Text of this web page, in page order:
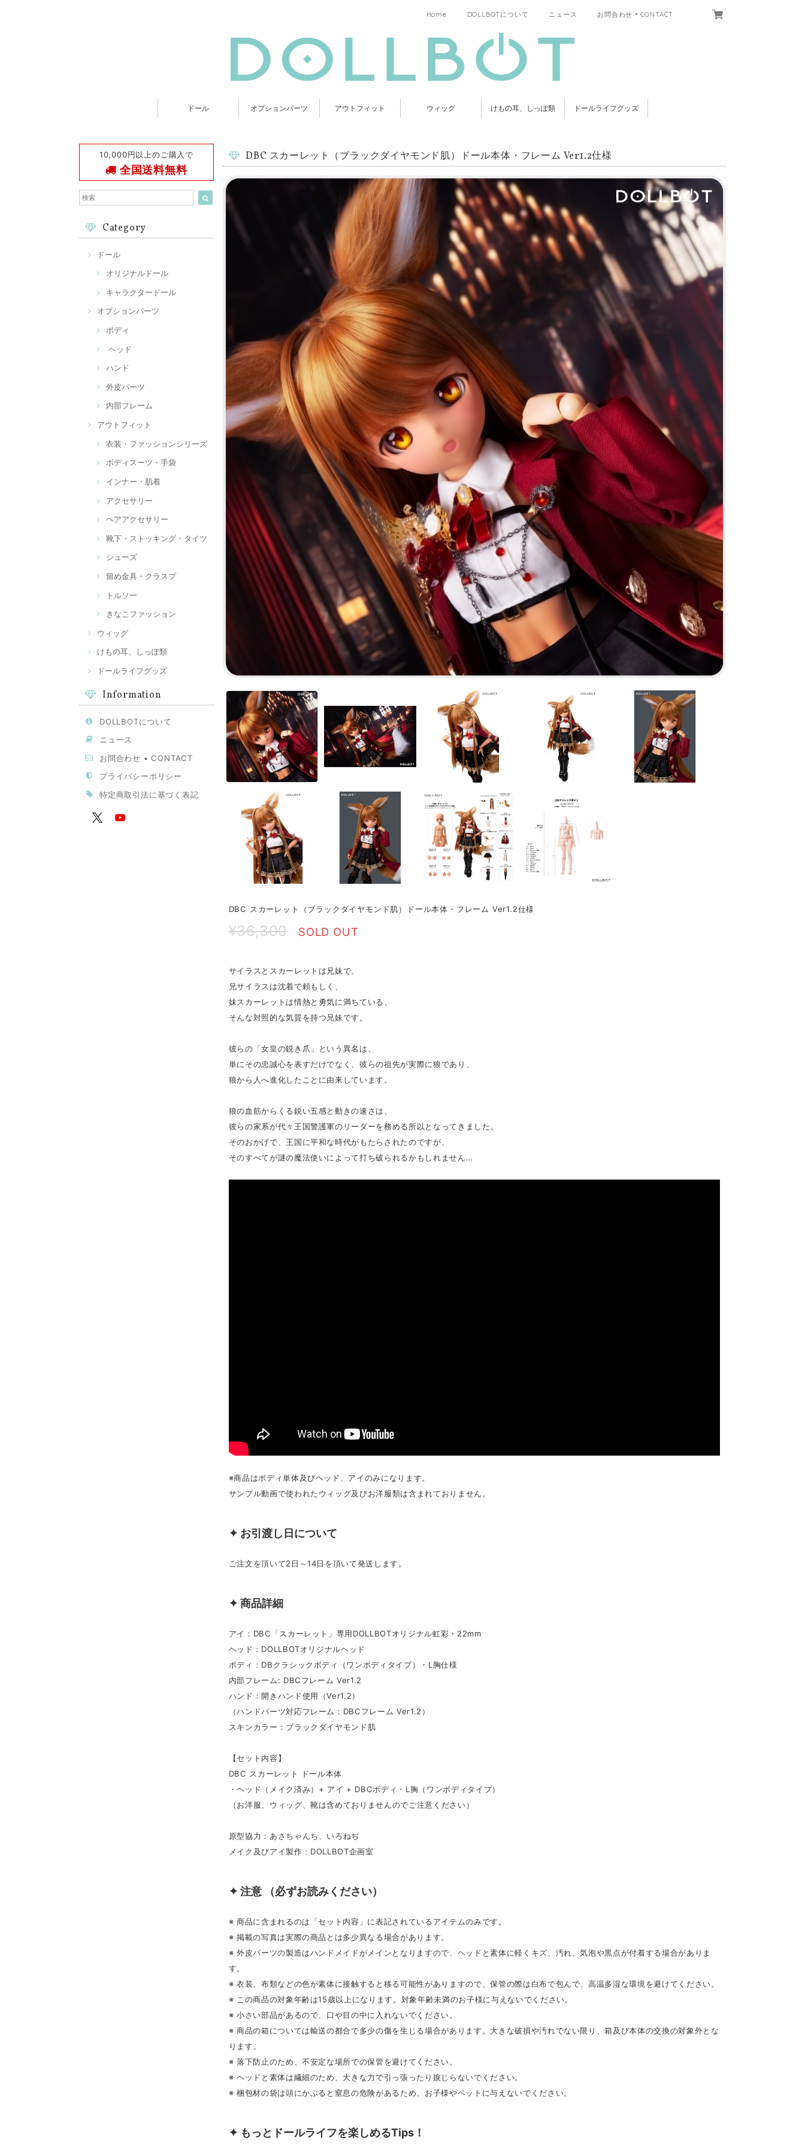
Home DOLLBOTについて ニュース お問合わせ • CONTACT
ドール オプションパーツ アウトフィット ウィッグ けもの耳、しっぽ類 ドールライフグッズ
10,000円以上のご購入で
全国送料無料
Category
ドール
オリジナルドール
キャラクタードール
オプションパーツ
ボディ
ヘッド
ハンド
外皮パーツ
内部フレーム
アウトフィット
衣装・ファッションシリーズ
ボディスーツ・手袋
インナー・肌着
アクセサリー
ヘアアクセサリー
靴下・ストッキング・タイツ
シューズ
留め金具・クラスプ
トルソー
きなこファッション
ウィッグ
けもの耳、しっぽ類
ドールライフグッズ
Information
DOLLBOTについて
ニュース
お問合わせ • CONTACT
プライバシーポリシー
特定商取引法に基づく表記
DBC スカーレット（ブラックダイヤモンド肌）ドール本体・フレーム Ver1.2仕様
DBC スカーレット（ブラックダイヤモンド肌）ドール本体・フレーム Ver1.2仕様
¥36,300 SOLD OUT
サイラスとスカーレットは兄妹で、
兄サイラスは沈着で頼もしく、
妹スカーレットは情熱と勇気に満ちている、
そんな対照的な気質を持つ兄妹です。
彼らの「女皇の鋭き爪」という異名は、
単にその忠誠心を表すだけでなく、彼らの祖先が実際に狼であり、
狼から人へ進化したことに由来しています。
狼の血筋からくる鋭い五感と動きの速さは、
彼らの家系が代々王国警護軍のリーダーを務める所以となってきました。
そのおかげで、王国に平和な時代がもたらされたのですが、
そのすべてが謎の魔法使いによって打ち破られるかもしれません…
※商品はボディ単体及びヘッド、アイのみになります。
サンプル動画で使われたウィッグ及びお洋服類は含まれておりません。
✦ お引渡し日について
ご注文を頂いて2日～14日を頂いて発送します。
✦ 商品詳細
アイ：DBC「スカーレット」専用DOLLBOTオリジナル虹彩・22mm
ヘッド：DOLLBOTオリジナルヘッド
ボディ：DBクラシックボディ（ワンボディタイプ）・L胸仕様
内部フレーム: DBCフレーム Ver1.2
ハンド：開きハンド使用（Ver1.2）
（ハンドパーツ対応フレーム：DBCフレーム Ver1.2）
スキンカラー：ブラックダイヤモンド肌
【セット内容】
DBC スカーレット ドール本体
・ヘッド（メイク済み）+ アイ + DBCボディ・L胸（ワンボディタイプ）
（お洋服、ウィッグ、靴は含めておりませんのでご注意ください）
原型協力：あさちゃんち、いろねぢ
メイク及びアイ製作：DOLLBOT企画室
✦ 注意 （必ずお読みください）
※ 商品に含まれるのは「セット内容」に表記されているアイテムのみです。
※ 掲載の写真は実際の商品とは多少異なる場合があります。
※ 外皮パーツの製造はハンドメイドがメインとなりますので、ヘッドと素体に軽くキズ、汚れ、気泡や黒点が付着する場合がありま
す。
※ 衣装、布類などの色が素体に接触すると移る可能性がありますので、保管の際は白布で包んで、高温多湿な環境を避けてください。
※ この商品の対象年齢は15歳以上になります。対象年齢未満のお子様に与えないでください。
※ 小さい部品があるので、口や目の中に入れないでください。
※ 商品の箱については輸送の都合で多少の傷を生じる場合があります。大きな破損や汚れでない限り、箱及び本体の交換の対象外とな
ります。
※ 落下防止のため、不安定な場所での保管を避けてください。
※ ヘッドと素体は繊細のため、大きな力で引っ張ったり捩じらないでください。
※ 梱包材の袋は頭にかぶると窒息の危険があるため、お子様やペットに与えないでください。
✦ もっとドールライフを楽しめるTips！